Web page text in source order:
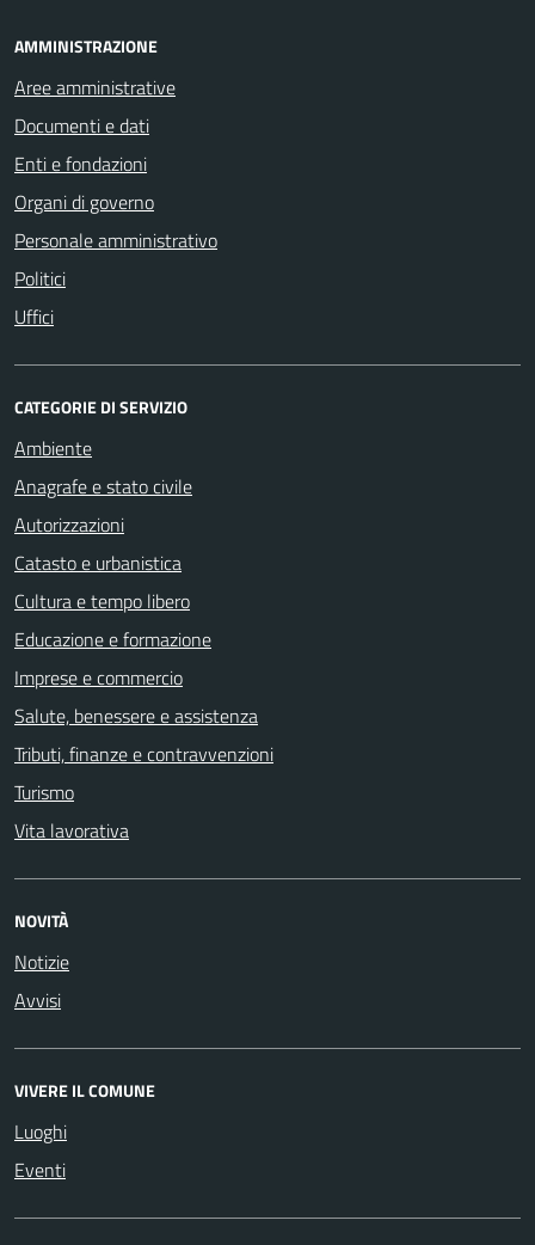
AMMINISTRAZIONE
Aree amministrative
Documenti e dati
Enti e fondazioni
Organi di governo
Personale amministrativo
Politici
Uffici
CATEGORIE DI SERVIZIO
Ambiente
Anagrafe e stato civile
Autorizzazioni
Catasto e urbanistica
Cultura e tempo libero
Educazione e formazione
Imprese e commercio
Salute, benessere e assistenza
Tributi, finanze e contravvenzioni
Turismo
Vita lavorativa
NOVITÀ
Notizie
Avvisi
VIVERE IL COMUNE
Luoghi
Eventi